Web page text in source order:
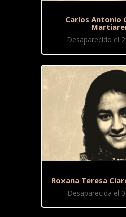
Carlos Antonio
Desaparecido el
Roxana Teresa
Desaparecida el